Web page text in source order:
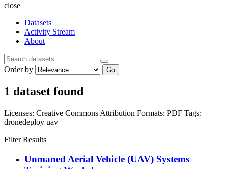
close
Datasets
Activity Stream
About
Order by Go
1 dataset found
Licenses: Creative Commons Attribution Formats: PDF Tags:
dronedeploy uav
Filter Results
Unmaned Aerial Vehicle (UAV) Systems